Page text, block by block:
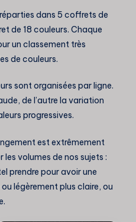
dans 5 coffrets de
de 18 couleurs. Chaque
un classement très
de couleurs.
sont organisées par ligne.
de l’autre la variation
progressives.
est extrêmement
volumes de nos sujets :
prendre pour avoir une
légèrement plus claire, ou